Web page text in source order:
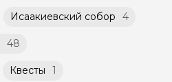
Исаакиевский собор 4
48
Квесты 1